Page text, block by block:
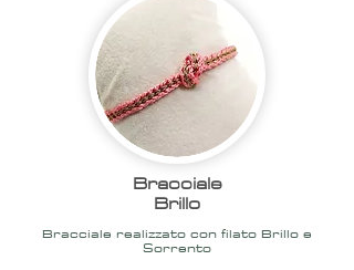
Bracciale
Brillo
Bracciale realizzato con filato Brillo e
Sorrento